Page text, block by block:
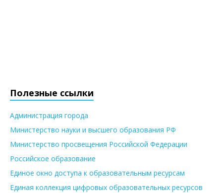
Полезные ссылки
Администрация города
Министерство науки и высшего образования РФ
Министерство просвещения Российской Федерации
Российское образование
Единое окно доступа к образовательным ресурсам
Единая коллекция цифровых образовательных ресурсов